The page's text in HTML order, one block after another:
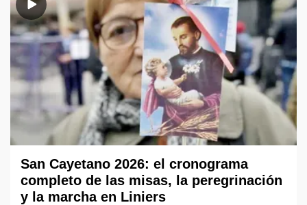
San Cayetano 2026: el cronograma
completo de las misas, la peregrinación
y la marcha en Liniers